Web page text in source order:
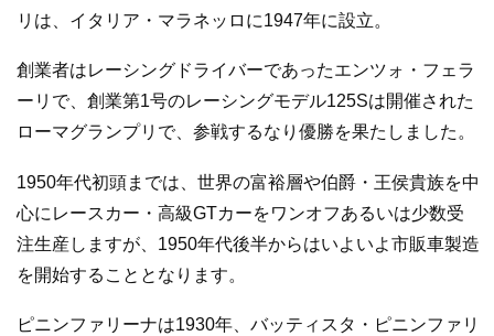
リは、イタリア・マラネッロに1947年に設立。
創業者はレーシングドライバーであったエンツォ・フェラ
ーリで、創業第1号のレーシングモデル125Sは開催された
ローマグランプリで、参戦するなり優勝を果たしました。
1950年代初頭までは、世界の富裕層や伯爵・王侯貴族を中
心にレースカー・高級GTカーをワンオフあるいは少数受
注生産しますが、1950年代後半からはいよいよ市販車製造
を開始することとなります。
ピニンファリーナは1930年、バッティスタ・ピニンファリ